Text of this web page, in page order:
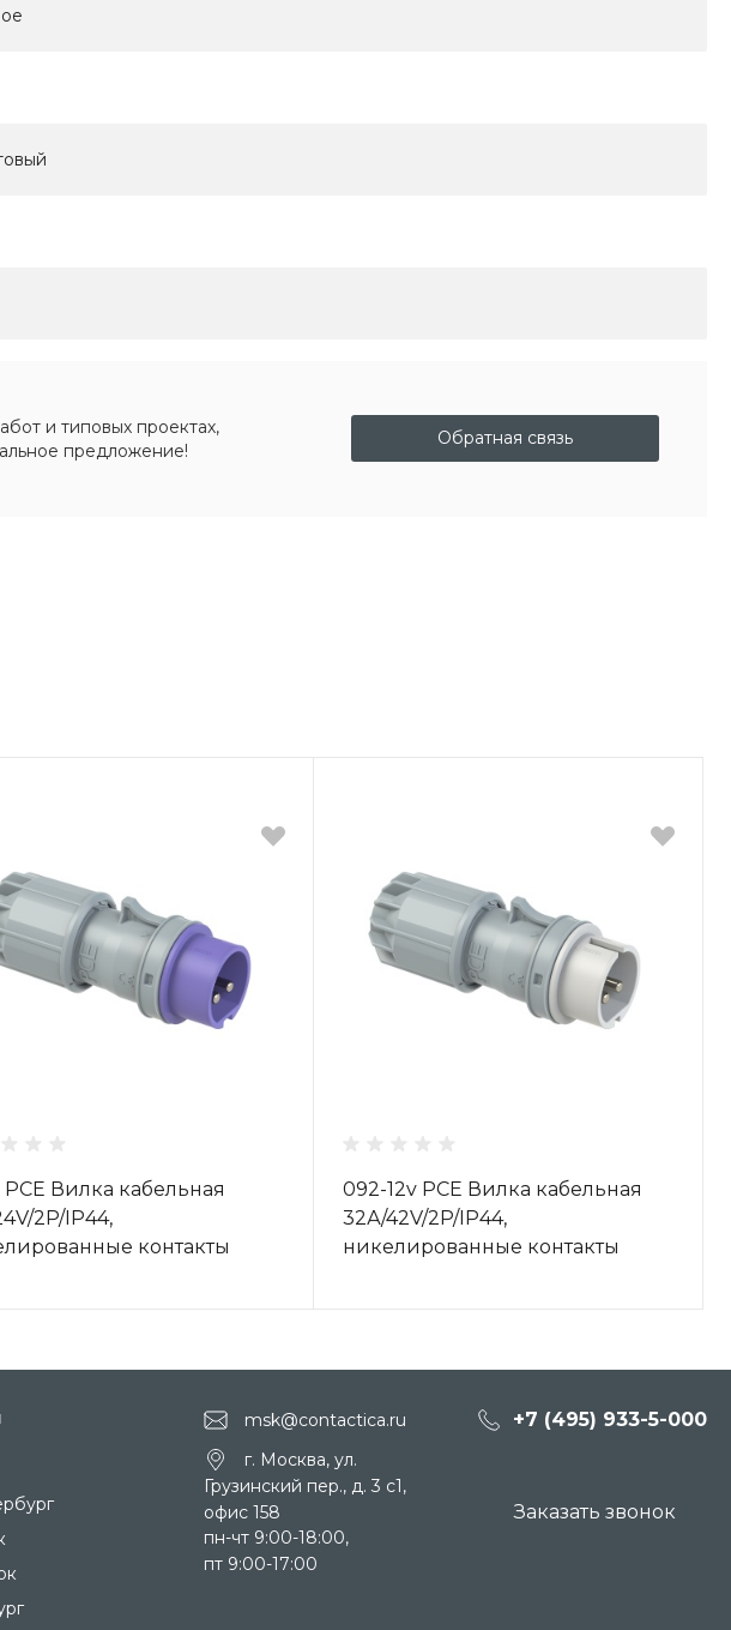
и типовых проектах,
предложение!
Обратная связь
Вилка кабельная
2P/IP44,
контакты
092-12v PCE Вилка кабельная
32А/42V/2P/IP44,
никелированные контакты
msk@contactica.ru +7 (495) 933-5-000
г. Москва, ул.
Грузинский пер., д. 3 c1,
офис 158
пн-чт 9:00-18:00,
пт 9:00-17:00
Заказать звонок